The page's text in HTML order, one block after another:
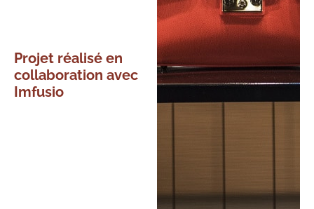
Projet réalisé en
collaboration avec
Imfusio